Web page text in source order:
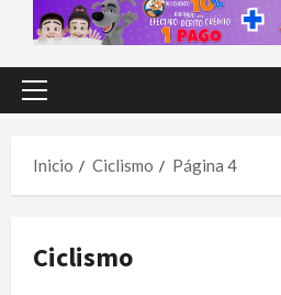
Menú
Inicio
Ciclismo Página 4
Ciclismo